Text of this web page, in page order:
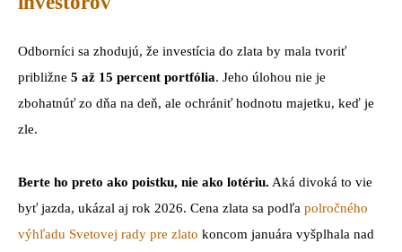
Odborníci sa zhodujú, že investícia do zlata by mala tvoriť
približne 5 až 15 percent portfólia. Jeho úlohou nie je
zbohatnúť zo dňa na deň, ale ochrániť hodnotu majetku, keď je
zle.
Berte ho preto ako poistku, nie ako lotériu. Aká divoká to vie
byť jazda, ukázal aj rok 2026. Cena zlata sa podľa polročného
výhľadu Svetovej rady pre zlato koncom januára vyšplhala nad